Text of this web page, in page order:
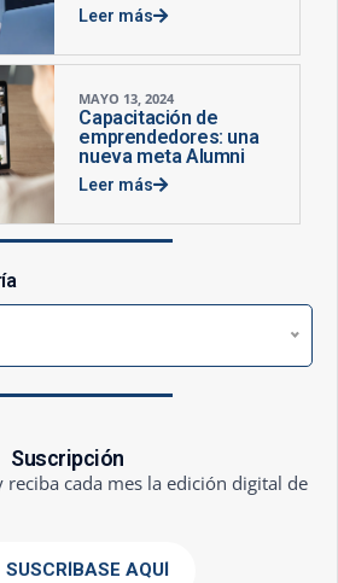
Leer más
MAYO 13, 2024
Capacitación de
emprendedores: una
nueva meta Alumni
Leer más
Suscripción
reciba cada mes la edición digital de
SUSCRÍBASE AQUÍ